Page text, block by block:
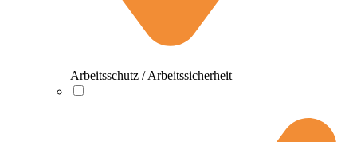
Arbeitsschutz / Arbeitssicherheit